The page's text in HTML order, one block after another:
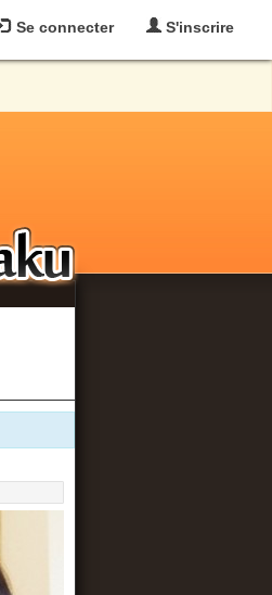
Se connecter S'inscrire